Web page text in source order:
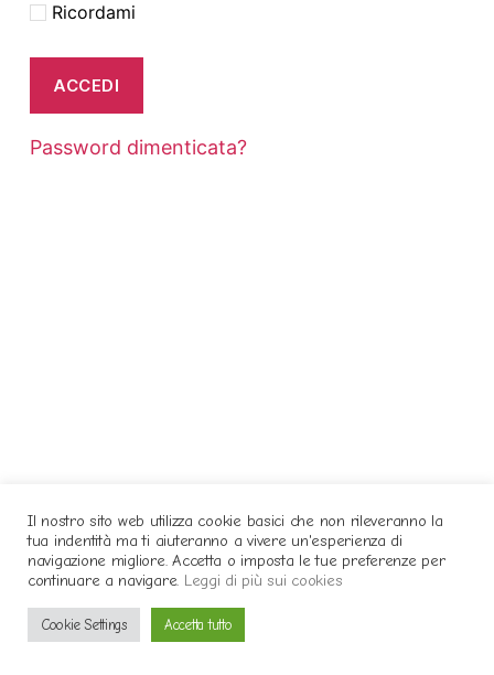
NOTAG BLUÈ
Ricordami
ACCEDI
Password dimenticata?
Il nostro sito web utilizza cookie basici che non rileveranno la
tua indentità ma ti aiuteranno a vivere un'esperienza di
navigazione migliore. Accetta o imposta le tue preferenze per
continuare a navigare. Leggi di più sui cookies
Cookie Settings Accetta tutto